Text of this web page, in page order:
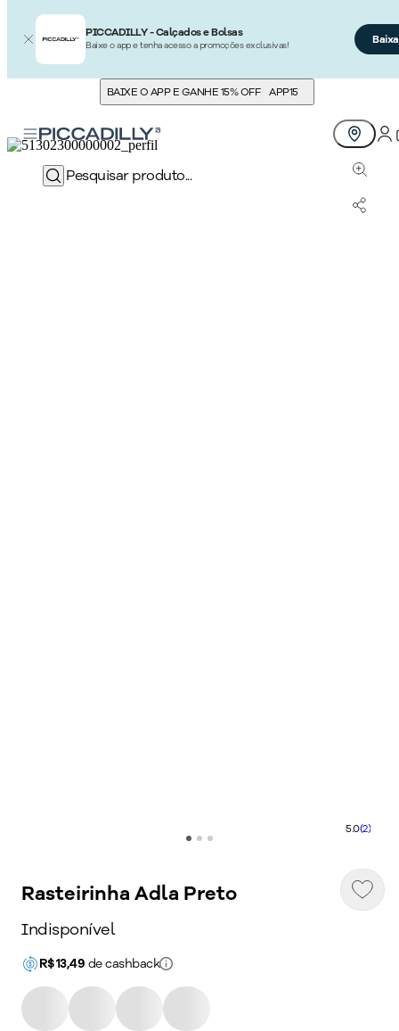
PICCADILLY - Calçados e Bolsas
Baixe o app e tenha acesso a promoções exclusivas!
BAIXE O APP E GANHE 15% OFF APP15
5.0(2)
Rasteirinha Adla Preto
Indisponível
R$13,49 de cashback